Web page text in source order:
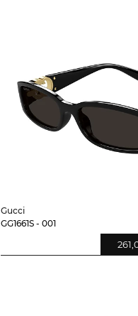
Gucci
GG1661S - 001